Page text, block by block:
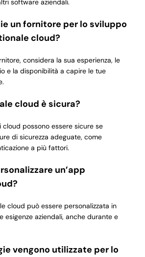
software aziendali.
un fornitore per lo sviluppo
cloud?
considera la sua esperienza, le
e la disponibilità a capire le tue
cloud è sicura?
cloud possono essere sicure se
di sicurezza adeguate, come
a più fattori.
un’app
cloud può essere personalizzata in
esigenze aziendali, anche durante e
vengono utilizzate per lo